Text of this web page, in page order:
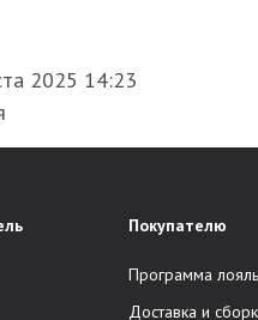
2025 14:23
Покупателю
Программа
Доставка и